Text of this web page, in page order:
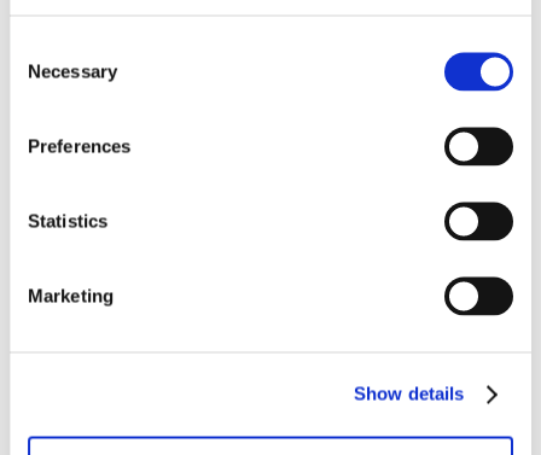
Selection
Necessary
Preferences
Statistics
Marketing
Show details